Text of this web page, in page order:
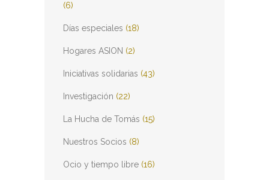
(6)
Días especiales (18)
Hogares ASION (2)
Iniciativas solidarias (43)
Investigación (22)
La Hucha de Tomás (15)
Nuestros Socios (8)
Ocio y tiempo libre (16)